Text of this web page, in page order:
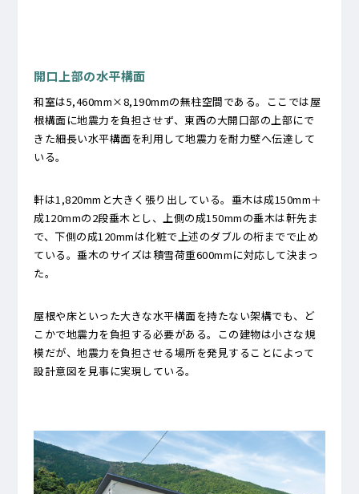
開口上部の水平構面
和室は5,460mm×8,190mmの無柱空間である。ここでは屋
根構面に地震力を負担させず、東西の大開口部の上部にで
きた細長い水平構面を利用して地震力を耐力壁へ伝達して
いる。
軒は1,820mmと大きく張り出している。垂木は成150mm＋
成120mmの2段垂木とし、上側の成150mmの垂木は軒先ま
で、下側の成120mmは化粧で上述のダブルの桁までで止め
ている。垂木のサイズは積雪荷重600mmに対応して決まっ
た。
屋根や床といった大きな水平構面を持たない架構でも、ど
こかで地震力を負担する必要がある。この建物は小さな規
模だが、地震力を負担させる場所を発見することによって
設計意図を見事に実現している。